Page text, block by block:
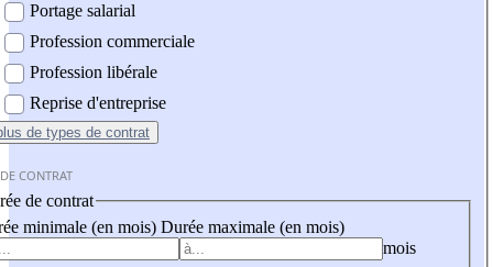
Portage salarial
Profession commerciale
Profession libérale
Reprise d'entreprise
de types de contrat
CONTRAT
de contrat
minimale (en mois) Durée maximale (en mois)
mois